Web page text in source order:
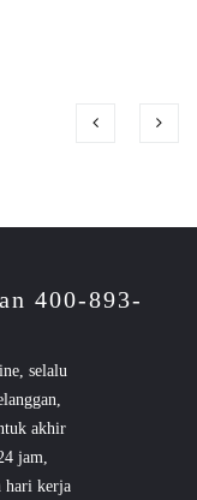
400-893-
selalu
akhir
jam,
hari kerja